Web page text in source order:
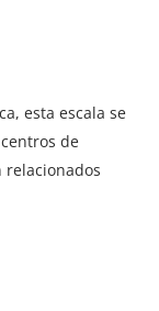
esta escala se
de